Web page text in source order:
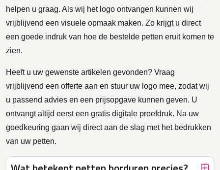
helpen u graag. Als wij het logo ontvangen kunnen wij
vrijblijvend een visuele opmaak maken. Zo krijgt u direct
een goede indruk van hoe de bestelde petten eruit komen te
zien.
Heeft u uw gewenste artikelen gevonden? Vraag
vrijblijvend een offerte aan en stuur uw logo mee, zodat wij
u passend advies en een prijsopgave kunnen geven. U
ontvangt altijd eerst een gratis digitale proefdruk. Na uw
goedkeuring gaan wij direct aan de slag met het bedrukken
van uw petten.